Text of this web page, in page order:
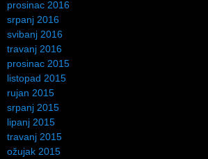
prosinac 2016
srpanj 2016
svibanj 2016
travanj 2016
prosinac 2015
listopad 2015
rujan 2015
srpanj 2015
lipanj 2015
travanj 2015
ožujak 2015